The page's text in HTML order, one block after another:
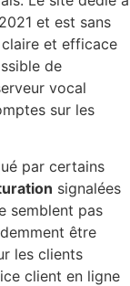
et est sans
claire et efficace
de
vocal
sur les
par certains
signalées
semblent pas
être
les clients
client en ligne